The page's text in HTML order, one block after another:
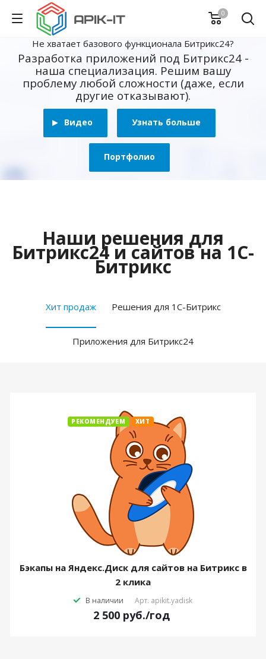
0
Не хватает базового функционала Битрикс24?
Разработка приложений под Битрикс24 -
наша специализация. Решим вашу
проблему любой сложности (даже, если
другие отказывают).
Видео Узнать больше
Портфолио
Наши решения для
Битрикс24 и сайтов на 1С-
Битрикс
Хит продаж Решения для 1С-Битрикс
Приложения для Битрикс24
РЕКОМЕНДУЕМ ХИТ
Бэкапы на Яндекс.Диск для сайтов на Битрикс в
2 клика
В наличии Арт. apikit.yadisk
2 500 руб./год